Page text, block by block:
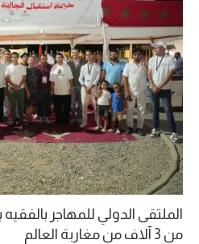
الملتقى الدولي للمهاجر
من 3 آلاف من مغاربة العالم